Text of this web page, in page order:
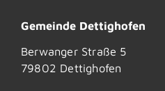
Gemeinde Dettighofen
Berwanger Straße 5
79802 Dettighofen